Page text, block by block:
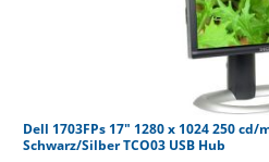
Dell 1703FPs 17" 1280 x 1024 250 cd/
Schwarz/Silber TCO03 USB Hub